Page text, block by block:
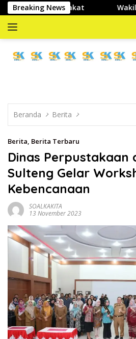
Langsung
ke
konten
Breaking News Wakil Bupati
mengabarkan
Beranda Berita
Berita, Berita Terbaru
Dinas Perpustakaan
Sulteng Gelar
Kebencanaan
SOALKAKITA
13 November 2023